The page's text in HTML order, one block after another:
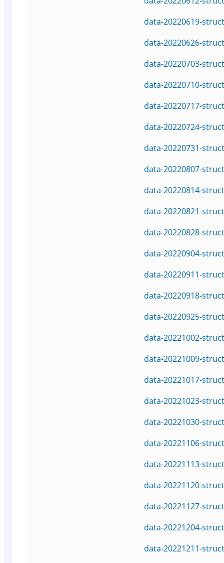
data-20220619-
data-20220626-
data-20220703-
data-20220710-
data-20220717-
data-20220724-
data-20220731-
data-20220807-
data-20220814-
data-20220821-
data-20220828-
data-20220904-
data-20220911-
data-20220918-
data-20220925-
data-20221002-
data-20221009-
data-20221017-
data-20221023-
data-20221030-
data-20221106-
data-20221113-
data-20221120-
data-20221127-
data-20221204-
data-20221211-